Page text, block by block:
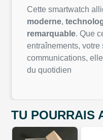
Cette smartwatch
moderne,
remarquable. Que
entraînements, votre
communications,
du quotidien
TU POURRAIS